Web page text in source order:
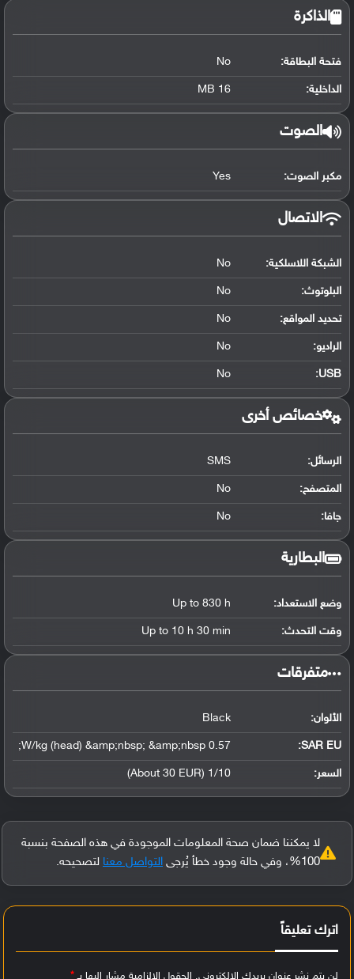
الذاكرة
فتحة البطاقة: No
الداخلية: 16 MB
الصوت
مكبر الصوت: Yes
الاتصال
الشبكة اللاسلكية: No
البلوتوث:
No
تحديد المواقع:
No
الراديو: No
USB
:
No
خصائص أخرى
الرسائل: SMS
المتصفح: No
جافا: No
البطارية
وضع الاستعداد: Up to 830 h
وقت التحدث: Up to 10 h 30 min
‏متفرقات‏
الألوان: Black
SAR EU:
0.57 W/kg (head) &amp;nbsp; &amp;nbsp;
السعر: 1/10 (About 30 EUR)
لا يمكننا ضمان صحة المعلومات الموجودة في هذه الصفحة بنسبة
100%، وفي حالة وجود خطأ يُرجى
التواصل معنا لتصحيحه.
اترك تعليقاً